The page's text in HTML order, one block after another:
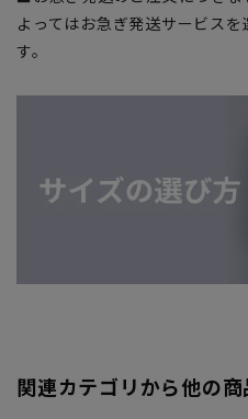
よってはお急ぎ発送サービス
す。
関連カテゴリから他の